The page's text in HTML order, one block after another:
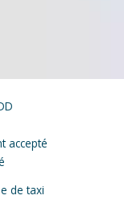
accepté
de taxi